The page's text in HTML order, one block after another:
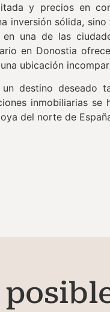
y precios en
inversión sólida,
una de las
en Donostia
ubicación
un destino deseado
inmobiliarias
del norte de